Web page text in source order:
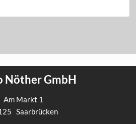
Nöther GmbH
Am Markt 1
Saarbrücken